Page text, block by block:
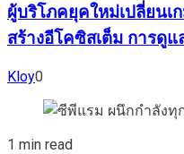
ผู้บริโภคยุคใหม่เปลี่ยน
สร้างอีโคซิสเต็ม การดู
Kloy0
1 min read